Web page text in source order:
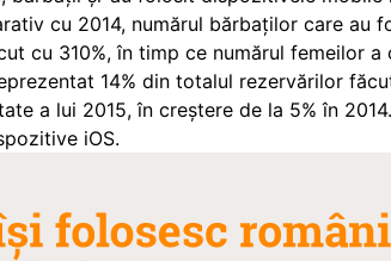
cu 2014, numărul bărbaților care au
cu 310%, în timp ce numărul femeilor a
14% din totalul rezervărilor
a lui 2015, în creștere de la 5% în
iOS.